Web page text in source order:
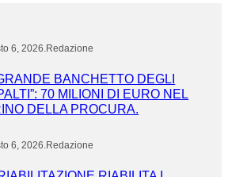
6, 2026 Redazione
BANCHETTO DEGLI
70 MILIONI DI EURO NEL
DELLA PROCURA.
6, 2026 Redazione